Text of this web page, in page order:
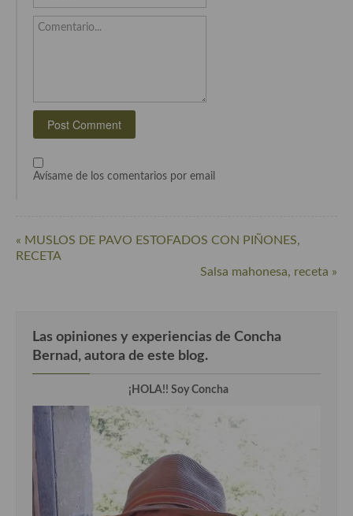
Cocina del Congo
Cocina callejera
Cocina fusión
Cocinas de España
Cocina Asturiana
Cocina Castellana
Cocina Castilla – La Mancha
Cocina Catalana
Cocina Extremeña
Cocina Gallega
Cocina Madrileña
Comentario...
Avísame de los comentarios por email
« MUSLOS DE PAVO ESTOFADOS CON PIÑONES,
RECETA
Salsa mahonesa, receta »
Las opiniones y experiencias de Concha
Bernad, autora de este blog.
¡HOLA!! Soy Concha